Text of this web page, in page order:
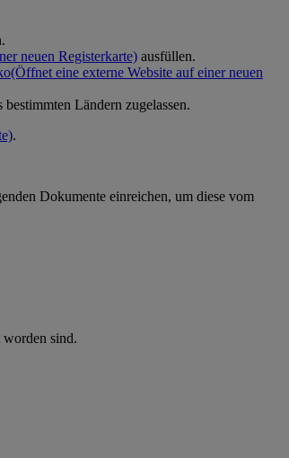
neuen Registerkarte) ausfüllen.
(Öffnet eine externe Website auf einer neuen
Ländern zugelassen.
.
Dokumente einreichen, um diese vom
sind.